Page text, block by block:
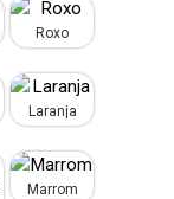
Roxo
Laranja
Marrom